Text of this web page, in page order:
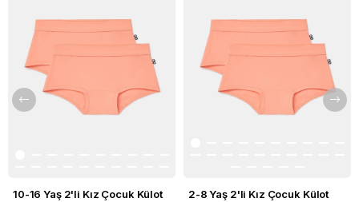
10-16 Yaş 2'li Kız Çocuk Külot 2-8 Yaş 2'li Kız Çocuk Külot